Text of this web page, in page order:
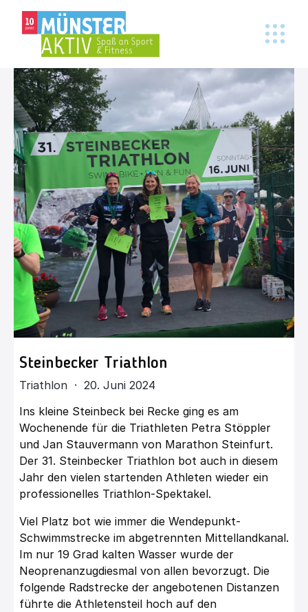
Steinbecker Triathlon
Triathlon · 20. Juni 2024
Ins kleine Steinbeck bei Recke ging es am
Wochenende für die Triathleten Petra Stöppler
und Jan Stauvermann von Marathon Steinfurt.
Der 31. Steinbecker Triathlon bot auch in diesem
Jahr den vielen startenden Athleten wieder ein
professionelles Triathlon-Spektakel.
Viel Platz bot wie immer die Wendepunkt-
Schwimmstrecke im abgetrennten Mittellandkanal.
Im nur 19 Grad kalten Wasser wurde der
Neoprenanzugdiesmal von allen bevorzugt. Die
folgende Radstrecke der angebotenen Distanzen
führte die Athletensteil hoch auf den